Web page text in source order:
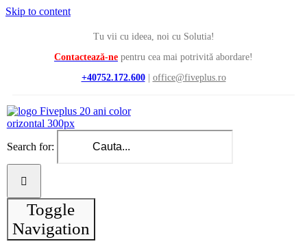
Skip to content
Tu vii cu ideea, noi cu Solutia!
Contactează-ne pentru cea mai potrivită abordare!
+40752.172.600| office@fiveplus.ro
Search for:
Toggle
Navigation